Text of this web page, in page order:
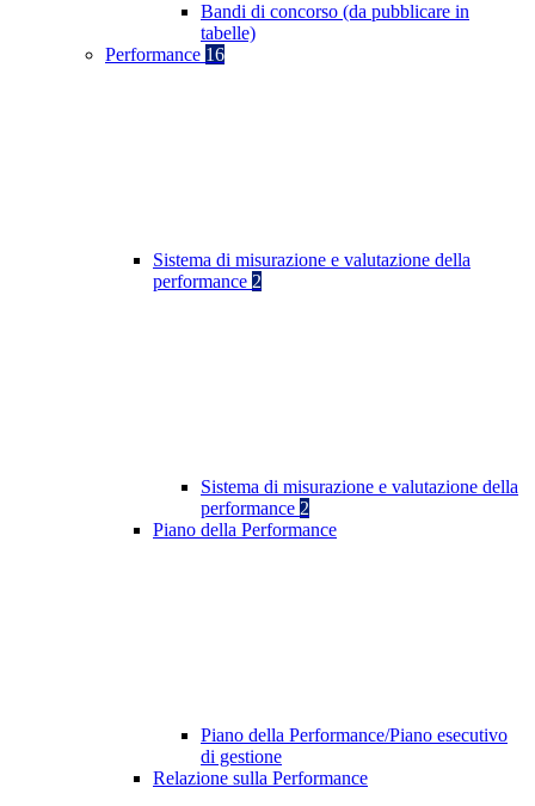
Bandi di concorso (da pubblicare in
tabelle)
Performance 16
Sistema di misurazione e valutazione della
performance 2
Sistema di misurazione e valutazione della
performance 2
Piano della Performance
Piano della Performance/Piano esecutivo
di gestione
Relazione sulla Performance